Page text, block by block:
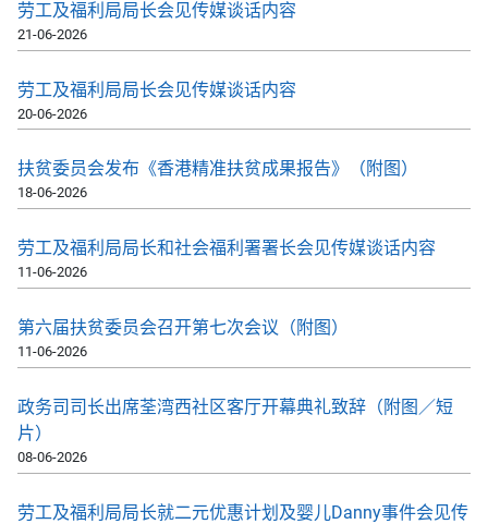
劳工及福利局局长会见传媒谈话内容
21-06-2026
劳工及福利局局长会见传媒谈话内容
20-06-2026
扶贫委员会发布《香港精准扶贫成果报告》（附图）
18-06-2026
劳工及福利局局长和社会福利署署长会见传媒谈话内容
11-06-2026
第六届扶贫委员会召开第七次会议（附图）
11-06-2026
政务司司长出席荃湾西社区客厅开幕典礼致辞（附图／短
片）
08-06-2026
劳工及福利局局长就二元优惠计划及婴儿Danny事件会见传